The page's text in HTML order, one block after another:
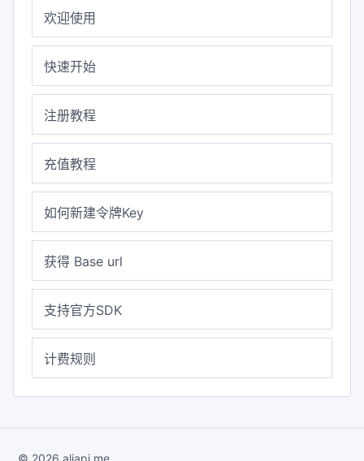
欢迎使用
快速开始
注册教程
充值教程
如何新建令牌Key
获得 Base url
支持官方SDK
计费规则
© 2026 aliapi.me.